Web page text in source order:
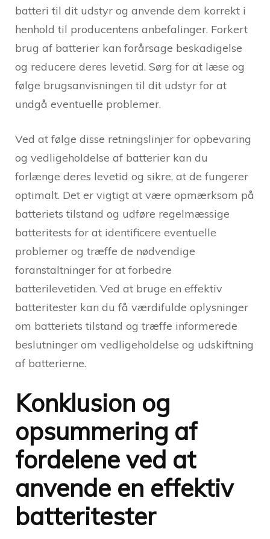
batteri til dit udstyr og anvende dem korrekt i
henhold til producentens anbefalinger. Forkert
brug af batterier kan forårsage beskadigelse
og reducere deres levetid. Sørg for at læse og
følge brugsanvisningen til dit udstyr for at
undgå eventuelle problemer.
Ved at følge disse retningslinjer for opbevaring
og vedligeholdelse af batterier kan du
forlænge deres levetid og sikre, at de fungerer
optimalt. Det er vigtigt at være opmærksom på
batteriets tilstand og udføre regelmæssige
batteritests for at identificere eventuelle
problemer og træffe de nødvendige
foranstaltninger for at forbedre
batterilevetiden. Ved at bruge en effektiv
batteritester kan du få værdifulde oplysninger
om batteriets tilstand og træffe informerede
beslutninger om vedligeholdelse og udskiftning
af batterierne.
Konklusion og
opsummering af
fordelene ved at
anvende en effektiv
batteritester